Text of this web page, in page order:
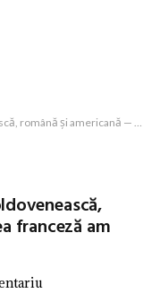
— pe cea franceză am refuzat-o
franceză am